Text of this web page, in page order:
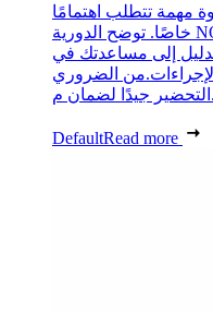
مهمة تتطلب اهتمامًا
خاصًا. توضح الدورية NOR INTK2513256J بتاريخ 2 مايو 2025
إلى مساعدتك في
الضروري
DefaultRead more